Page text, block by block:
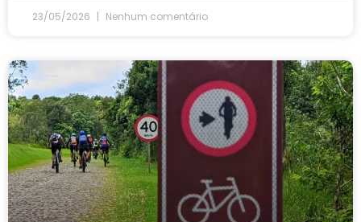
23/05/2026 Nenhum comentário